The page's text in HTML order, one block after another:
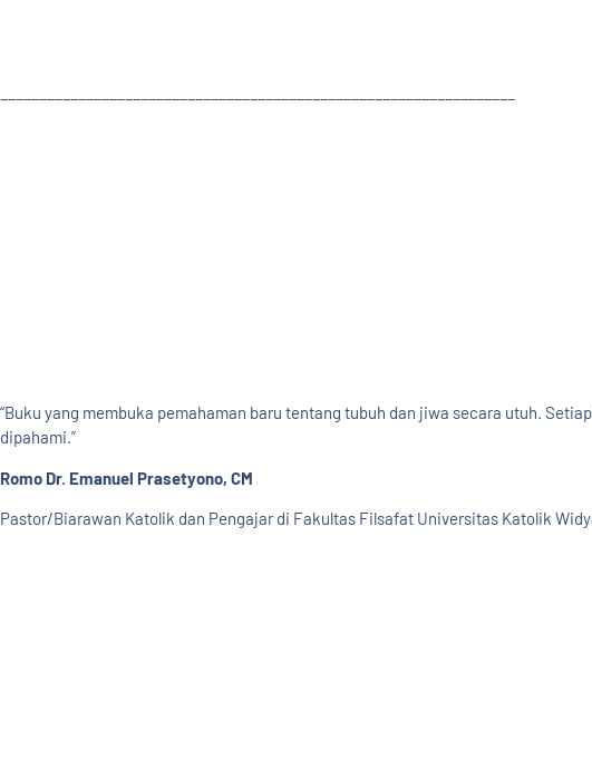
“Buku yang membuka pemahaman baru tentang tubuh dan jiwa secara utuh.
dipahami.”
Romo Dr. Emanuel Prasetyono, CM
Pastor/Biarawan Katolik dan Pengajar di Fakultas Filsafat Universitas Katolik